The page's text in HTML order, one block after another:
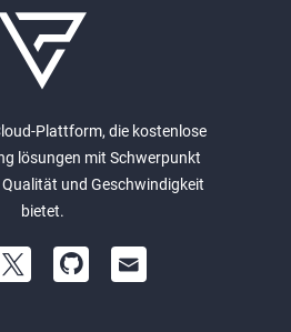
Plattform, die kostenlose
lösungen mit Schwerpunkt
und Geschwindigkeit
bietet.